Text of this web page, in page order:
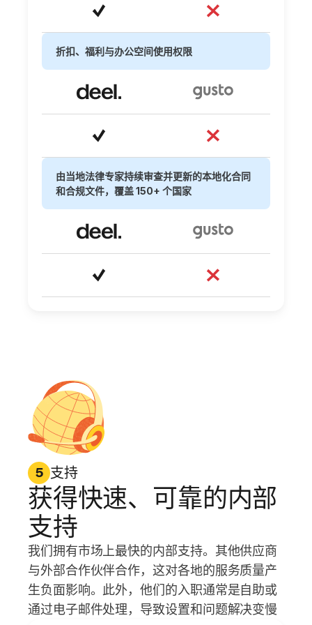
折扣、福利与办公空间使用权限
由当地法律专家持续审查并更新的本地化合同
和合规文件，覆盖 150+ 个国家
5 支持
获得快速、可靠的内部
支持
我们拥有市场上最快的内部支持。其他供应商
与外部合作伙伴合作，这对各地的服务质量产
生负面影响。此外，他们的入职通常是自助或
通过电子邮件处理，导致设置和问题解决变慢